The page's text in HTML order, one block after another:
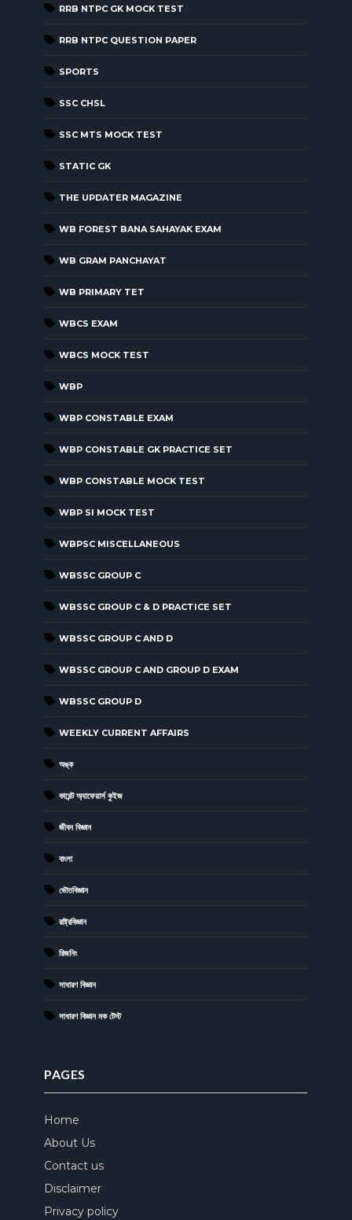
RRB NTPC GK MOCK TEST
RRB NTPC QUESTION PAPER
SPORTS
SSC CHSL
SSC MTS MOCK TEST
STATIC GK
THE UPDATER MAGAZINE
WB FOREST BANA SAHAYAK EXAM
WB GRAM PANCHAYAT
WB PRIMARY TET
WBCS EXAM
WBCS MOCK TEST
WBP
WBP CONSTABLE EXAM
WBP CONSTABLE GK PRACTICE SET
WBP CONSTABLE MOCK TEST
WBP SI MOCK TEST
WBPSC MISCELLANEOUS
WBSSC GROUP C
WBSSC GROUP C & D PRACTICE SET
WBSSC GROUP C AND D
WBSSC GROUP C AND GROUP D EXAM
WBSSC GROUP D
WEEKLY CURRENT AFFAIRS
অঙ্ক
কারেন্ট অ্যাফেয়ার্স কুইজ
জীবন বিজ্ঞান
বাংলা
ভৌতবিজ্ঞান
রাষ্ট্রবিজ্ঞান
রিজনিং
সাধারণ বিজ্ঞান
সাধারণ বিজ্ঞান মক টেস্ট
PAGES
Home
About Us
Contact us
Disclaimer
Privacy policy